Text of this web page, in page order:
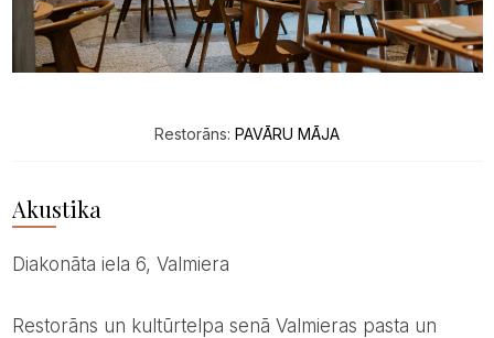
Restorāns: PAVĀRU MĀJA
Akustika
Diakonāta iela 6, Valmiera
Restorāns un kultūrtelpa senā Valmieras pasta un